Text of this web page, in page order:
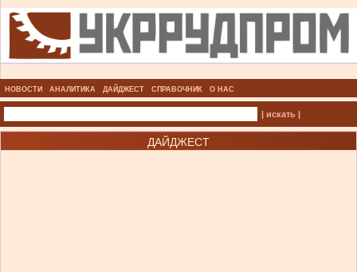
НОВОСТИ АНАЛИТИКА ДАЙДЖЕСТ СПРАВОЧНИК О НАС
| искать |
ДАЙДЖЕСТ